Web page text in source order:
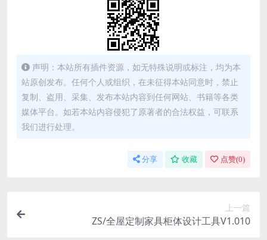
声明：本站所有插件资源，如无特殊说明或标注，均为本
站原创发布。任何个人或组织，在未征得本站同意时，禁止
复制、盗用、采集、发布本站内容到任何网站、书籍等各类
媒体平台。如若本站内容侵犯了原著者的合法权益，可联系
我们进行处理。
分享 收藏 点赞(0)
上一篇
ZS/全屋定制家具柜体设计工具V1.010